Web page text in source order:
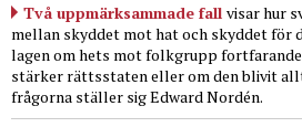
Två uppmärksammade fall visar hur
mellan skyddet mot hat och skyddet för
lagen om hets mot folkgrupp
stärker rättsstaten eller om den blivit
frågorna ställer sig Edward Nordén.